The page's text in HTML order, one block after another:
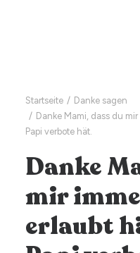
Startseite
Danke sagen
Danke Mami, dass du
Papi verbote hät.
Danke
mir
erlaubt